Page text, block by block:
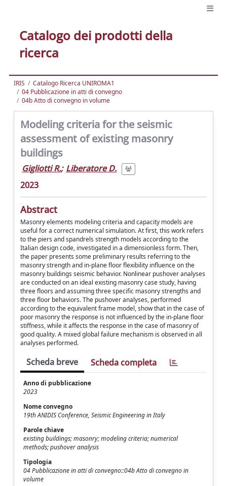
Catalogo dei prodotti della
ricerca
IRIS
Catalogo Ricerca UNIROMA1
04 Pubblicazione in atti di convegno
04b Atto di convegno in volume
Modeling criteria for the seismic
assessment of existing masonry
buildings
Gigliotti R.; Liberatore D.
2023
Abstract
Masonry elements modeling criteria and capacity models are
useful for a correct numerical simulation. At first, this work refers
to the piers and spandrels strength models according to the
Italian design code, investigated in a dimensionless form. Then,
the paper presents some preliminary results referring to the
masonry strength and in-plane floor flexibility influence on the
masonry buildings seismic behavior. Nonlinear pushover analyses
are conducted on an ideal existing masonry case study, having
three floors and assuming three specific masonry strengths and
three floor behaviors. The pushover analyses, performed
according to the equivalent frame model, show that in the case of
poor masonry the response is not influenced by the in-plane floor
stiffness, while it affects the response in the case of masonry of
good quality. A mixed global failure mechanism is observed in all
analyses performed.
Scheda breve Scheda completa
Anno di pubblicazione
2023
Nome convegno
19th ANIDIS Conference, Seismic Engineering in Italy
Parole chiave
existing buildings; masonry; modeling criteria; numerical
methods; pushover analysis
Tipologia
04 Pubblicazione in atti di convegno::04b Atto di convegno in
volume